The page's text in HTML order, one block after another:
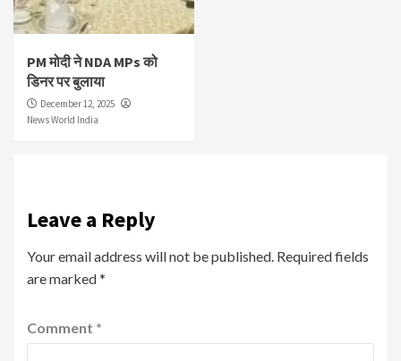
PM मोदी ने NDA MPs को
डिनर पर बुलाया
December 12, 2025
News World India
Leave a Reply
Your email address will not be published. Required fields
are marked*
Comment *